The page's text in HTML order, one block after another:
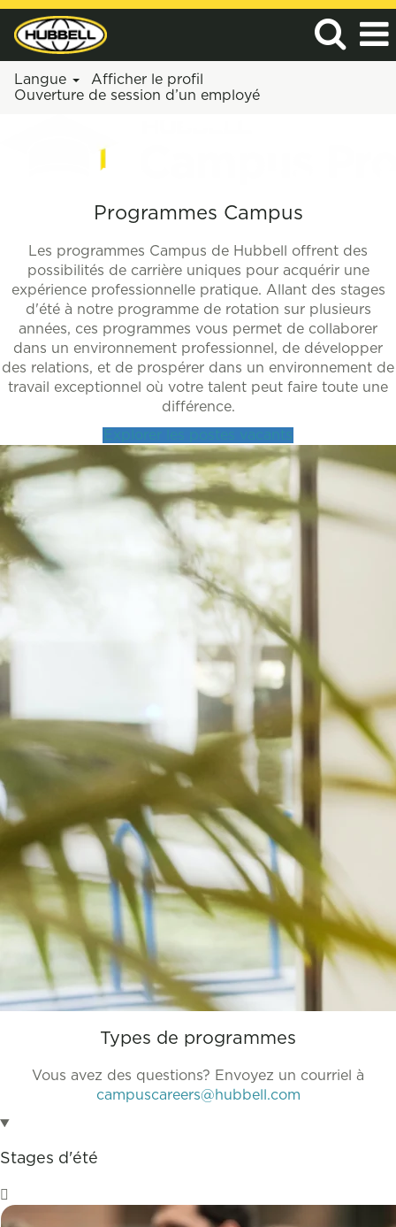
Langue
Afficher le profil
Ouverture de session d’un employé
Programmes Campus
Les programmes Campus de Hubbell offrent des
possibilités de carrière uniques pour acquérir une
expérience professionnelle pratique. Allant des stages
d'été à notre programme de rotation sur plusieurs
années, ces programmes vous permet de collaborer
dans un environnement professionnel, de développer
des relations, et de prospérer dans un environnement de
travail exceptionnel où votre talent peut faire toute une
différence.
Explorer les postes vacants
Types de programmes
Vous avez des questions? Envoyez un courriel à
campuscareers@hubbell.com
Stages d'été